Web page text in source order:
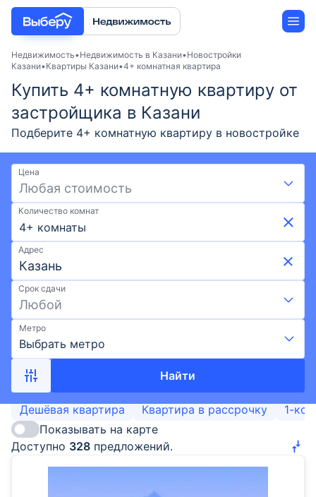
Новостройки
Застройщики
Ипотека
Недвижимость Недвижимость в Казани Новостройки
Казани Квартиры Казани 4+ комнатная квартира
Купить 4+ комнатную квартиру от
застройщика в Казани
Подберите 4+ комнатную квартиру в новостройке
Казани от застройщика в 2026 году. Выгодные
условия на Выберу: скидки и акции от
застройщиков, возможна ипотека. Покупка 4+
комнатной квартиры по ценам от 12,72 млн ₽ и
площадью от 63,9 м² до 232,9 м². Воспользуйтесь
удобной картой и фильтрами при поиске
подходящего жилья. Выберите 4+ комнатную
квартиру в новостройке в Казани на Выберу.ру.
Цена
Любая стоимость
Количество комнат
4+ комнаты
Адрес
Срок сдачи
Любой
Метро
Выбрать метро
Найти
Дешёвая квартира Квартира в рассрочку
1-
Показывать на карте
Доступно 328 предложений.